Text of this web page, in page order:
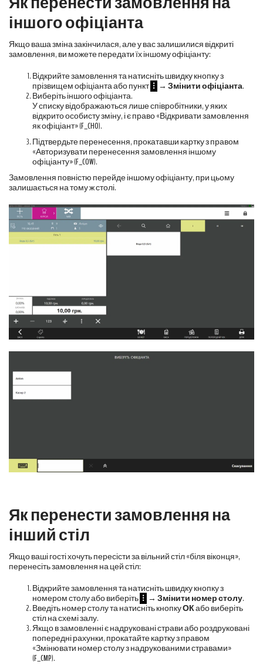
іншого офіціанта
Якщо ваша зміна закінчилася, але у вас залишилися відкриті
замовлення, ви можете передати їх іншому офіціанту:
Відкрийте замовлення та натисніть швидку кнопку з
прізвищем офіціанта або пункт ⁝ → Змінити офіціанта.
Виберіть іншого офіціанта.
У списку відображаються лише співробітники, у яких
відкрито особисту зміну, і є право «Відкривати замовлення
як офіціант» (F_CHO).
Підтвердьте перенесення, прокатавши картку з правом
«Авторизувати перенесення замовлення іншому
офіціанту» (F_COW).
Замовлення повністю перейде іншому офіціанту, при цьому
залишається на тому ж столі.
Як перенести замовлення на
інший стіл
Якщо ваші гості хочуть пересісти за вільний стіл «біля віконця»,
перенесіть замовлення на цей стіл:
Відкрийте замовлення та натисніть швидку кнопку з
номером столу або виберіть ⁝ → Змінити номер столу.
Введіть номер столу та натисніть кнопкуОКабо виберіть
стіл на схемі залу.
Якщо в замовленні є надруковані страви або роздруковані
попередні рахунки, прокатайте картку з правом
«Змінювати номер столу з надрукованими стравами»
(F_CMP).